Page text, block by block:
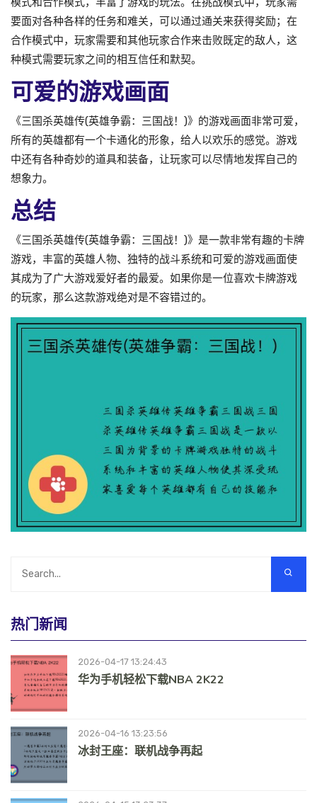
要面对各种各样的任务和难关，可以通过通关来获得奖励；在
合作模式中，玩家需要和其他玩家合作来击败既定的敌人，这
种模式需要玩家之间的相互信任和默契。
可爱的游戏画面
《三国杀英雄传(英雄争霸：三国战！)》的游戏画面非常可爱，
所有的英雄都有一个卡通化的形象，给人以欢乐的感觉。游戏
中还有各种奇妙的道具和装备，让玩家可以尽情地发挥自己的
想象力。
总结
《三国杀英雄传(英雄争霸：三国战！)》是一款非常有趣的卡牌
游戏，丰富的英雄人物、独特的战斗系统和可爱的游戏画面使
其成为了广大游戏爱好者的最爱。如果你是一位喜欢卡牌游戏
的玩家，那么这款游戏绝对是不容错过的。
热门新闻
2026-04-17 13:24:43
华为手机轻松下载NBA 2K22
2026-04-16 13:23:56
冰封王座：联机战争再起